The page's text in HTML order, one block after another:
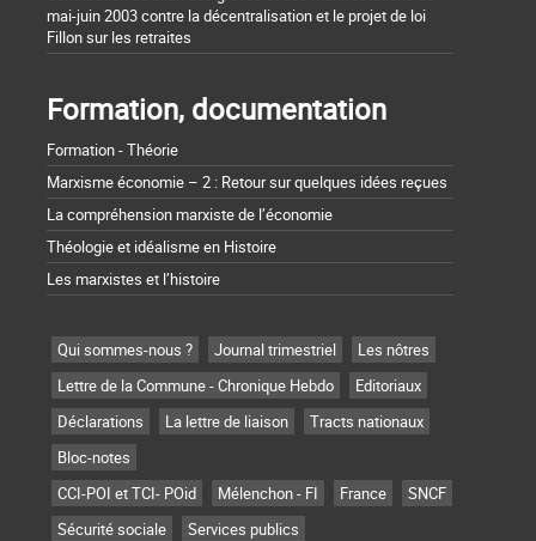
mai-juin 2003 contre la décentralisation et le projet de loi
Fillon sur les retraites
Formation, documentation
Formation - Théorie
Marxisme économie – 2 : Retour sur quelques idées reçues
La compréhension marxiste de l’économie
Théologie et idéalisme en Histoire
Les marxistes et l’histoire
Qui sommes-nous ? Journal trimestriel
Les nôtres
Lettre de la Commune - Chronique Hebdo
Editoriaux
Déclarations
La lettre de liaison
Tracts nationaux
Bloc-notes
CCI-POI et TCI- POid
Mélenchon - FI France
SNCF
Sécurité sociale
Services publics